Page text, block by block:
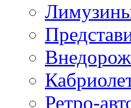
Ретро-